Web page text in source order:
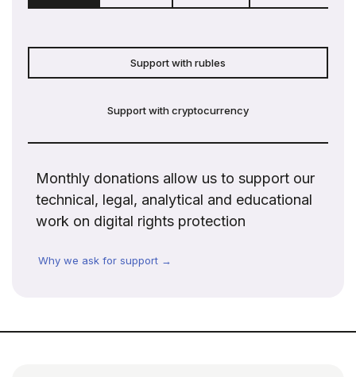
Support with rubles
Support with cryptocurrency
Monthly donations allow us to support our
technical, legal, analytical and educational
work on digital rights protection
Why we ask for support →